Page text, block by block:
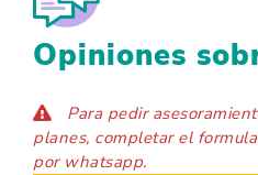
Opiniones
Para pedir
planes, completar el
por whatsapp.